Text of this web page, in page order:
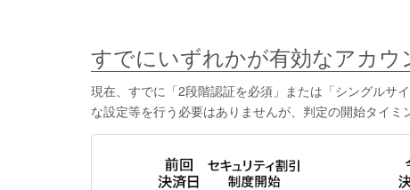
すでにいずれかが有効なアカウ
現在、すでに「2段階認証を必須」または「シングルサ
な設定等を行う必要はありませんが、判定の開始タイミ